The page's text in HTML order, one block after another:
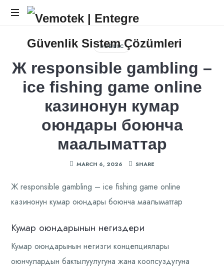
Vemotek
|
Entegre
Güvenlik
Sistem
Çözümleri
|
Güvenlik
Çözümleri
PUBLIC
Ж responsible gambling –
ice fishing game online
казинонун кумар
оюндары боюнча
маалыматтар
MARCH 6, 2026 SHARE
Ж responsible gambling – ice fishing game online
казинонун кумар оюндары боюнча маалыматтар
Кумар оюндарынын негиздери
Кумар оюндарынын негизги концепциялары
оюнчулардын бактылуулугуна жана коопсуздугуна